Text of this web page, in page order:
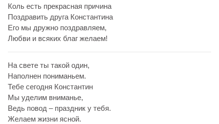
Коль есть прекрасная причина
Поздравить друга Константина
Его мы дружно поздравляем,
Любви и всяких благ желаем!
На свете ты такой один,
Наполнен пониманьем.
Тебе сегодня Константин
Мы уделим вниманье,
Ведь повод – праздник у тебя.
Желаем жизни ясной.